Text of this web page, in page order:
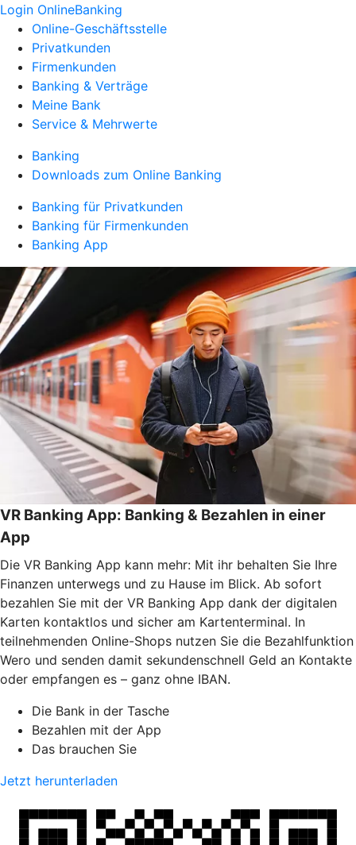
Login OnlineBanking
Online-Geschäftsstelle
Privatkunden
Firmenkunden
Banking & Verträge
Meine Bank
Service & Mehrwerte
Banking
Downloads zum Online Banking
Banking für Privatkunden
Banking für Firmenkunden
Banking App
VR Banking App: Banking & Bezahlen in einer
App
Die VR Banking App kann mehr: Mit ihr behalten Sie Ihre
Finanzen unterwegs und zu Hause im Blick. Ab sofort
bezahlen Sie mit der VR Banking App dank der digitalen
Karten kontaktlos und sicher am Kartenterminal. In
teilnehmenden Online-Shops nutzen Sie die Bezahlfunktion
Wero und senden damit sekundenschnell Geld an Kontakte
oder empfangen es – ganz ohne IBAN.
Die Bank in der Tasche
Bezahlen mit der App
Das brauchen Sie
Jetzt herunterladen